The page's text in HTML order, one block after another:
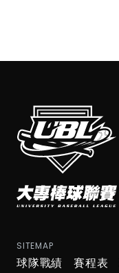
SITEMAP
球隊戰績 賽程表